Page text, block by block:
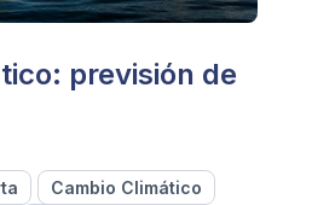
previsión de
Cambio Climático